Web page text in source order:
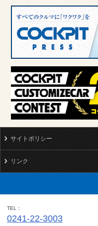
サイトポリシー
リンク
TEL
0241-22-3003